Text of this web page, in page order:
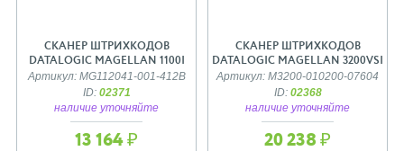
СКАНЕР ШТРИХКОДОВ
DATALOGIC MAGELLAN 1100I
Артикул: MG112041-001-412B
ID: 02371
наличие уточняйте
13 164 ₽
СКАНЕР ШТРИХКОДОВ
DATALOGIC MAGELLAN 3200VSI
Артикул: M3200-010200-07604
ID: 02368
наличие уточняйте
20 238 ₽